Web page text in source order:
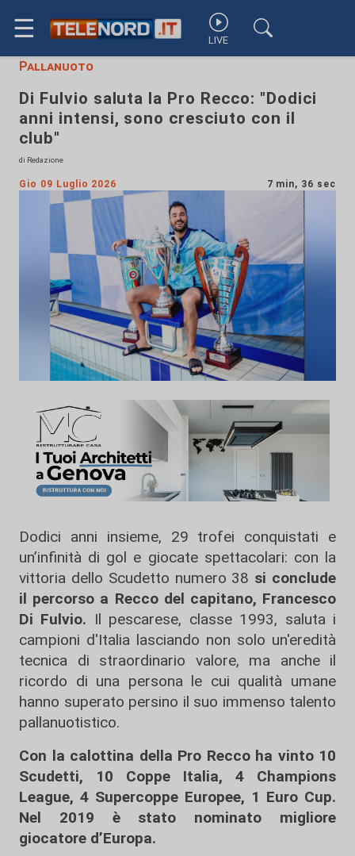
☰ LIVE
Pallanuoto
Di Fulvio saluta la Pro Recco: "Dodici
anni intensi, sono cresciuto con il
club"
di Redazione
Gio 09 Luglio 2026 7 min, 36 sec
Dodici anni insieme, 29 trofei conquistati e
un’infinità di gol e giocate spettacolari: con la
vittoria dello Scudetto numero 38 si conclude
il percorso a Recco del capitano, Francesco
Di Fulvio. Il pescarese, classe 1993, saluta i
campioni d'Italia lasciando non solo un'eredità
tecnica di straordinario valore, ma anche il
ricordo di una persona le cui qualità umane
hanno superato persino il suo immenso talento
pallanuotistico.
Con la calottina della Pro Recco ha vinto 10
Scudetti, 10 Coppe Italia, 4 Champions
League, 4 Supercoppe Europee, 1 Euro Cup.
Nel 2019 è stato nominato migliore
giocatore d’Europa.